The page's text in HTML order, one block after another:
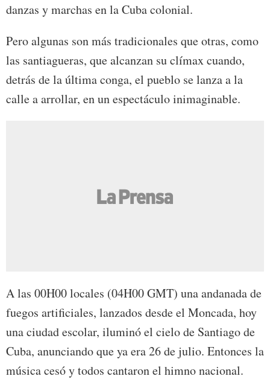
danzas y marchas en la Cuba colonial.
Pero algunas son más tradicionales que otras, como
las santiagueras, que alcanzan su clímax cuando,
detrás de la última conga, el pueblo se lanza a la
calle a arrollar, en un espectáculo inimaginable.
A las 00H00 locales (04H00 GMT) una andanada de
fuegos artificiales, lanzados desde el Moncada, hoy
una ciudad escolar, iluminó el cielo de Santiago de
Cuba, anunciando que ya era 26 de julio. Entonces la
música cesó y todos cantaron el himno nacional.